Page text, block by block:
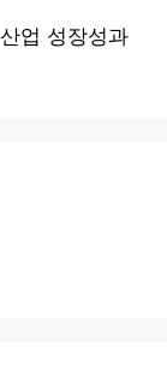
업 성장성과